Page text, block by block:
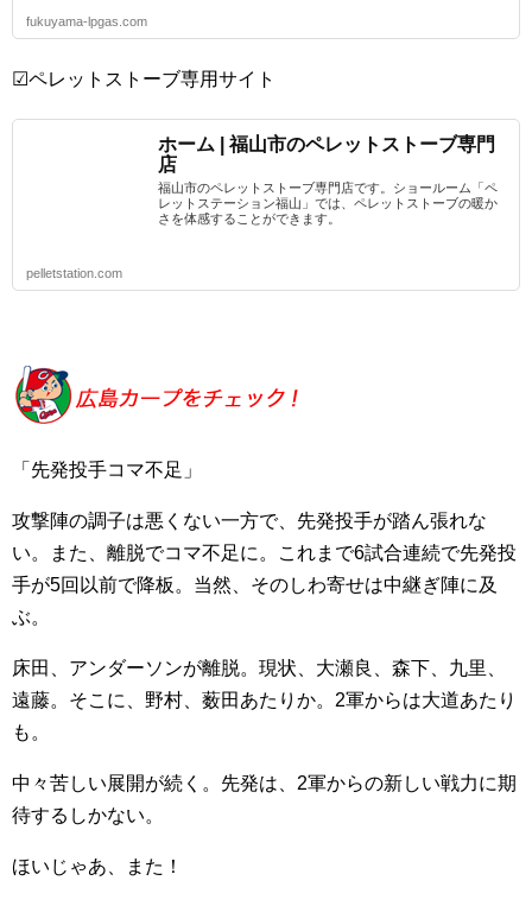
fukuyama-lpgas.com
☑ペレットストーブ専用サイト
ホーム | 福山市のペレットストーブ専門
店
福山市のペレットストーブ専門店です。ショールーム「ペ
レットステーション福山」では、ペレットストーブの暖か
さを体感することができます。
pelletstation.com
「先発投手コマ不足」
攻撃陣の調子は悪くない一方で、先発投手が踏ん張れな
い。また、離脱でコマ不足に。これまで6試合連続で先発投
手が5回以前で降板。当然、そのしわ寄せは中継ぎ陣に及
ぶ。
床田、アンダーソンが離脱。現状、大瀬良、森下、九里、
遠藤。そこに、野村、薮田あたりか。2軍からは大道あたり
も。
中々苦しい展開が続く。先発は、2軍からの新しい戦力に期
待するしかない。
ほいじゃあ、また！